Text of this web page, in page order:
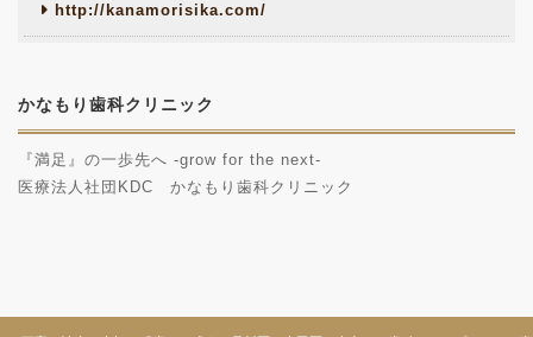
http://kanamorisika.com/
かなもり歯科クリニック
『満足』の一歩先へ -grow for the next-
医療法人社団KDC かなもり歯科クリニック